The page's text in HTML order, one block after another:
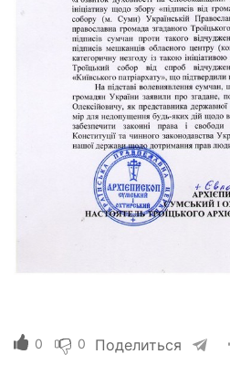
0 0 Поделиться